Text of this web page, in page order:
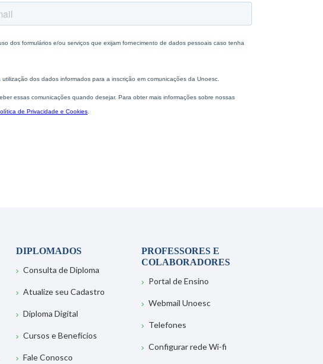
DIPLOMADOS
Consulta de Diploma
Atualize seu Cadastro
Diploma Digital
Cursos e Benefícios
Fale Conosco
PROFESSORES E
COLABORADORES
Portal de Ensino
Webmail Unoesc
Telefones
Configurar rede Wi-fi